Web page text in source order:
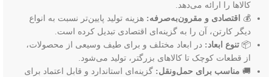
کالاها را ارائه می‌دهد.
💰 اقتصادی و مقرون‌به‌صرفه: هزینه تولید پایین‌تر نسبت به انواع
دیگر کارتن، آن را به گزینه‌ای اقتصادی تبدیل کرده است.
📦 تنوع ابعاد: در ابعاد مختلف و برای طیف وسیعی از محصولات،
از قطعات کوچک تا کالاهای بزرگتر، تولید می‌شود.
🚚 مناسب برای حمل‌ونقل: گزینه‌ای استاندارد و قابل اعتماد برای